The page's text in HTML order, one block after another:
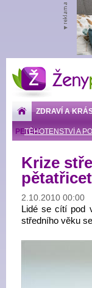
ZDRAVÍ A
TĚHOTENSTVÍ A
PENÍZE
Krize
2.10.2010
Lidé se cítí pod
středního věku